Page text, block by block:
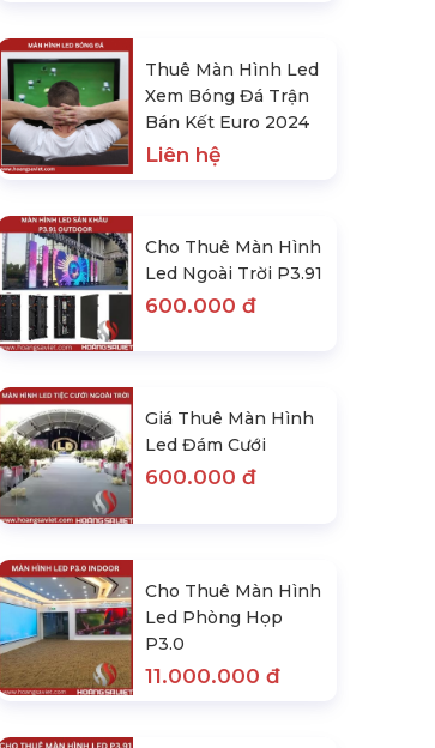
Thuê Màn Hình Led
Xem Bóng Đá Trận
Bán Kết Euro 2024
Liên hệ
Cho Thuê Màn Hình
Led Ngoài Trời P3.91
600.000 đ
Giá Thuê Màn Hình
Led Đám Cưới
600.000 đ
Cho Thuê Màn Hình
Led Phòng Họp
P3.0
11.000.000 đ